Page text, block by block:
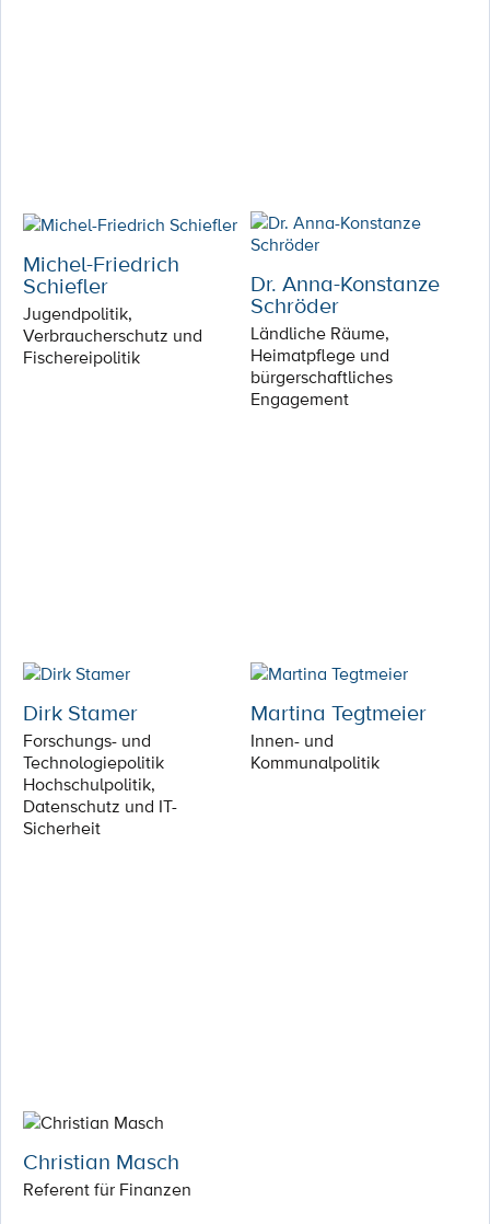
Michel-Friedrich
Schiefler
Jugendpolitik,
Verbraucherschutz und
Fischereipolitik
Dr. Anna-Konstanze
Schröder
Ländliche Räume,
Heimatpflege und
bürgerschaftliches
Engagement
Dirk Stamer
Forschungs- und
Technologiepolitik
Hochschulpolitik,
Datenschutz und IT-
Sicherheit
Martina Tegtmeier
Innen- und
Kommunalpolitik
Christian Masch
Referent für Finanzen